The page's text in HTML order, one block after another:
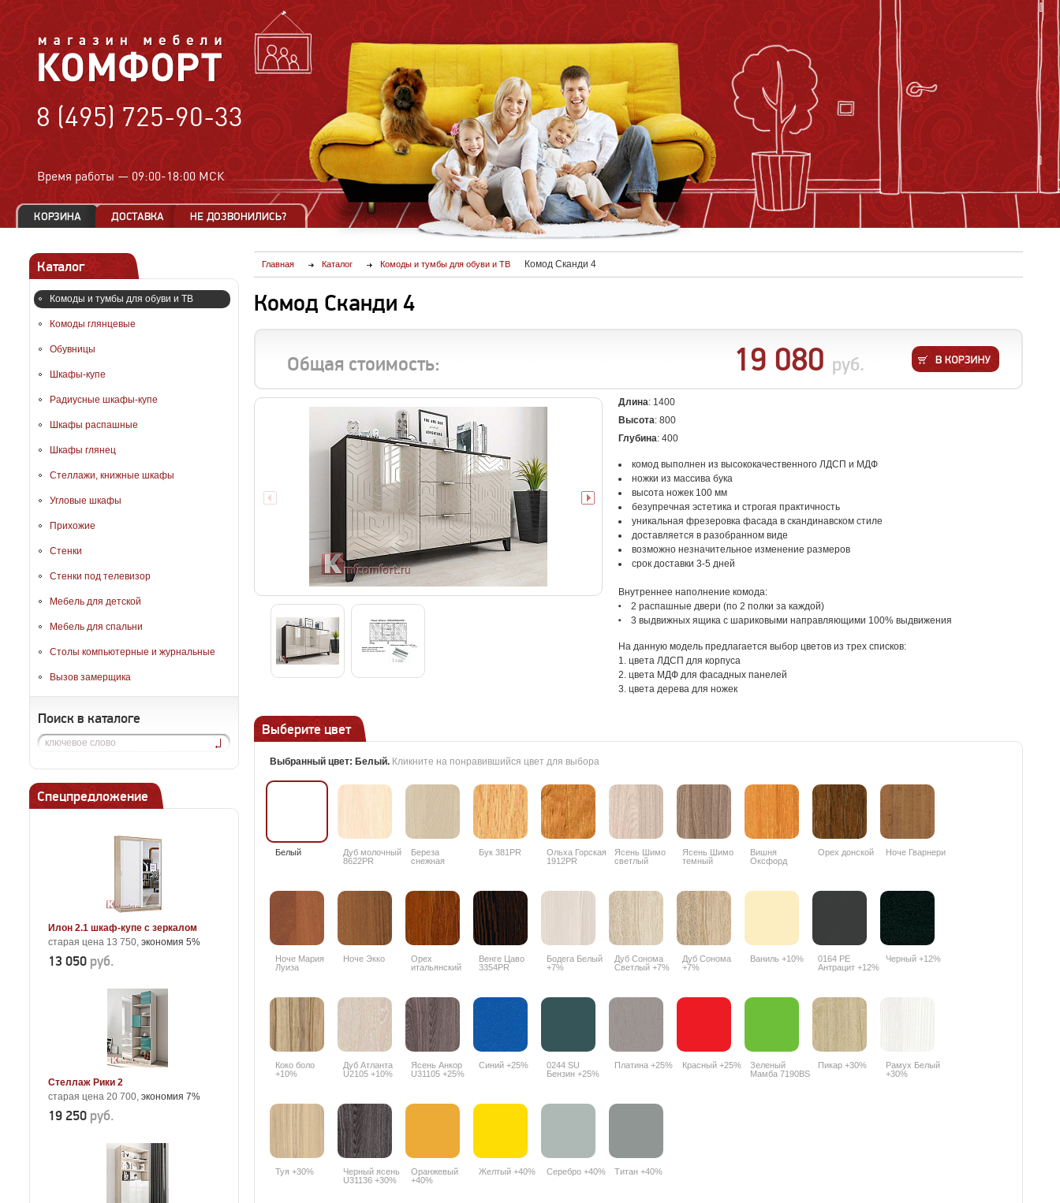
8 (495) 725-90-33
Время работы — 09:00-18:00 МСК
Каталог
Комоды и тумбы для обуви и ТВ
Комоды глянцевые
Обувницы
Шкафы-купе
Радиусные шкафы-купе
Шкафы распашные
Шкафы глянец
Стеллажи, книжные шкафы
Угловые шкафы
Прихожие
Стенки
Стенки под телевизор
Мебель для детской
Мебель для спальни
Столы компьютерные и журнальные
Вызов замерщика
Поиск в каталоге
Спецпредложение
Илон 2.1 шкаф-купе с зеркалом
старая цена 13 750, экономия 5%
13 050 руб.
Стеллаж Рики 2
старая цена 20 700, экономия 7%
19 250 руб.
Главная Каталог Комоды и тумбы для обуви и ТВ Комод Сканди 4
Комод Сканди 4
Общая стоимость: 19 080 руб.
Длина: 1400
Высота: 800
Глубина: 400
комод выполнен из высококачественного ЛДСП и МДФ
ножки из массива бука
высота ножек 100 мм
безупречная эстетика и строгая практичность
уникальная фрезеровка фасада в скандинавском стиле
доставляется в разобранном виде
возможно незначительное изменение размеров
срок доставки 3-5 дней
Внутреннее наполнение комода:
2 распашные двери (по 2 полки за каждой)
3 выдвижных ящика с шариковыми направляющими 100% выдвижения
На данную модель предлагается выбор цветов из трех списков:
1. цвета ЛДСП для корпуса
2. цвета МДФ для фасадных панелей
3. цвета дерева для ножек
Выберите цвет
Выбранный цвет: Белый. Кликните на понравившийся цвет для выбора
Белый
Дуб молочный
8622PR
Береза
снежная
Бук 381PR
Ольха Горская
1912PR
Ясень Шимо
светлый
Ясень Шимо
темный
Вишня
Оксфорд
Орех донской Ноче Гварнери
Ноче Мария
Луиза
Ноче Экко
Орех
итальянский
Венге Цаво
3354PR
Бодега Белый
+7%
Дуб Сонома
Светлый +7%
Дуб Сонома
+7%
Ваниль +10%
0164 РЕ
Антрацит +12%
Черный +12%
Коко боло
+10%
Дуб Атланта
U2105 +10%
Ясень Анкор
U31105 +25%
Синий +25%
0244 SU
Бензин +25%
Платина +25% Красный +25%
Зеленый
Мамба 7190BS
Пикар +30%
Рамух Белый
+30%
Туя +30%
Черный ясень
U31136 +30%
Оранжевый
+40%
Желтый +40% Серебро +40% Титан +40%